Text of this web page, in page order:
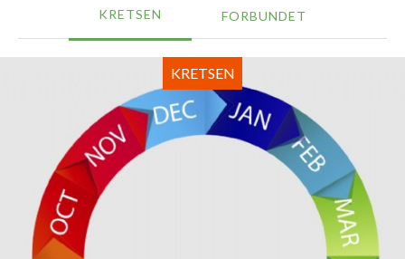
KRETSEN FORBUNDET
KRETSEN